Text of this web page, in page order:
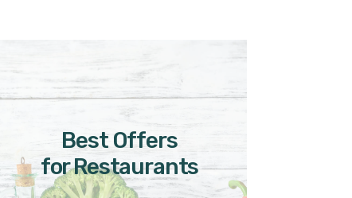
Best Offers
for Restaurants